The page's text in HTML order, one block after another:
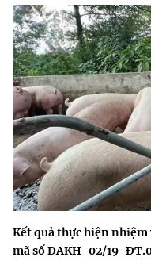
Kết quả thực hiện nhiệm
mã số DAKH-02/19-